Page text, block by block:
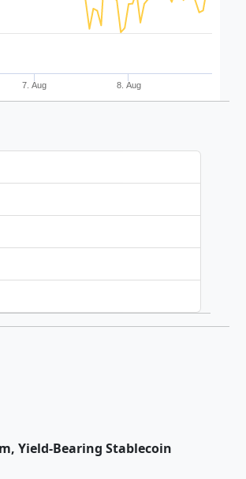
7. Aug 8. Aug
Yield-Bearing Stablecoin